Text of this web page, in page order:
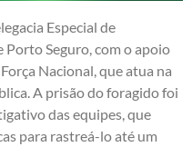
Especial de
Seguro, com o apoio
Nacional, que atua na
A prisão do foragido foi
das equipes, que
para rastreá-lo até um